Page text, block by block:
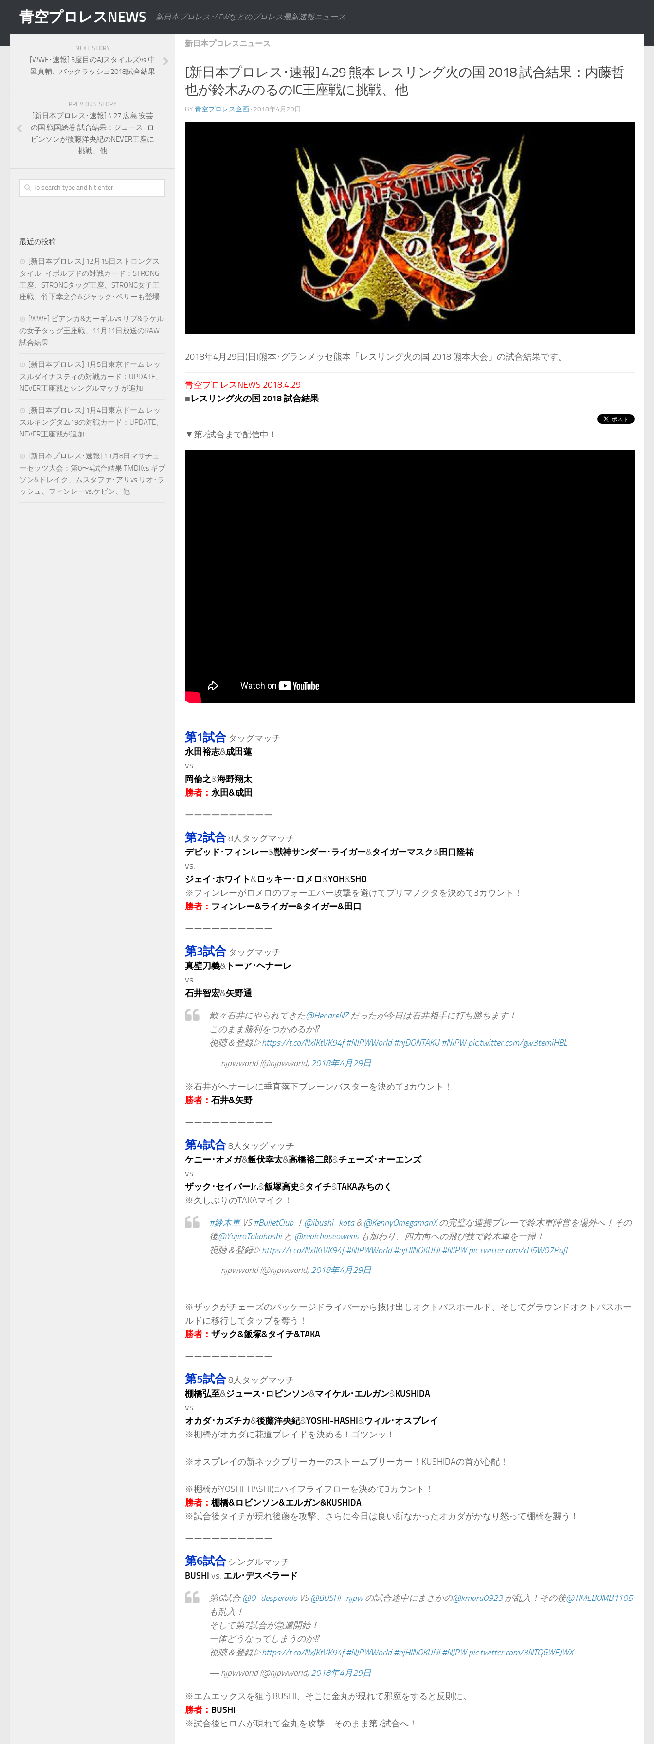
青空プロレスNEWS 新日本プロレス･AEWなどのプロレス最新速報ニュース
新日本プロレスニュース
[新日本プロレス･速報] 4.29 熊本 レスリング火の国 2018 試合結果：内藤哲
也が鈴木みのるのIC王座戦に挑戦、他
BY 青空プロレス企画 · 2018年4月29日
2018年4月29日(日)熊本･グランメッセ熊本「レスリング火の国 2018 熊本大会」の試合結果です。
青空プロレスNEWS 2018.4.29
■レスリング火の国 2018 試合結果
▼第2試合まで配信中！
第1試合タッグマッチ
永田裕志&成田蓮
vs.
岡倫之&海野翔太
勝者： 永田&成田
ーーーーーーーーーー
第2試合8人タッグマッチ
デビッド･フィンレー&獣神サンダー･ライガー&タイガーマスク&田口隆祐
vs.
ジェイ･ホワイト&ロッキー･ロメロ&YOH&SHO
※フィンレーがロメロのフォーエバー攻撃を避けてプリマノクタを決めて3カウント！
勝者： フィンレー&ライガー&タイガー&田口
ーーーーーーーーーー
第3試合タッグマッチ
真壁刀義& トーア･ヘナーレ
vs.
石井智宏&矢野通
散々石井にやられてきた@HenareNZだったが今日は石井相手に打ち勝ちます！
このまま勝利をつかめるか⁉︎
視聴＆登録▷https://t.co/NxJKtVK94f #NJPWWorld #njDONTAKU #NJPW pic.twitter.com/gw3temiHBL
— njpwworld (@njpwworld)2018年4月29日
※石井がヘナーレに垂直落下ブレーンバスターを決めて3カウント！
勝者： 石井&矢野
ーーーーーーーーーー
第4試合8人タッグマッチ
ケニー･オメガ&飯伏幸太&高橋裕二郎&チェーズ･オーエンズ
vs.
ザック･セイバーJr.&飯塚高史&タイチ&TAKAみちのく
※久しぶりのTAKAマイク！
#鈴木軍VS#BulletClub！ @ibushi_kota& @KennyOmegamanXの完璧な連携プレーで鈴木軍陣営を場外へ！その
後@YujiroTakahashiと @realchaseowensも加わり、四方向への飛び技で鈴木軍を一掃！
視聴＆登録▷https://t.co/NxJKtVK94f #NJPWWorld #njHINOKUNI #NJPW pic.twitter.com/cH5W07PqfL
— njpwworld (@njpwworld)2018年4月29日
※ザックがチェーズのパッケージドライバーから抜け出しオクトパスホールド、そしてグラウンドオクトパスホー
ルドに移行してタップを奪う！
勝者： ザック&飯塚&タイチ&TAKA
ーーーーーーーーーー
第5試合8人タッグマッチ
棚橋弘至&ジュース･ロビンソン&マイケル･エルガン&KUSHIDA
vs.
オカダ･カズチカ&後藤洋央紀&YOSHI-HASHI&ウィル･オスプレイ
※棚橋がオカダに花道ブレイドを決める！ゴツンッ！
※オスプレイの新ネックブリーカーのストームブリーカー！KUSHIDAの首が心配！
※棚橋がYOSHI-HASHIにハイフライフローを決めて3カウント！
勝者： 棚橋&ロビンソン&エルガン&KUSHIDA
※試合後タイチが現れ後藤を攻撃、さらに今日は良い所なかったオカダがかなり怒って棚橋を襲う！
ーーーーーーーーーー
第6試合シングルマッチ
BUSHI vs. エル･デスペラード
第6試合@0_desperadoVS@BUSHI_njpwの試合途中にまさかの@kmaru0923が乱入！その後@TIMEBOMB1105
も乱入！
そして第7試合が急遽開始！
一体どうなってしまうのか⁉︎
視聴＆登録▷https://t.co/NxJKtVK94f #NJPWWorld #njHINOKUNI #NJPW pic.twitter.com/3NTQGWEJWX
— njpwworld (@njpwworld)2018年4月29日
※エムエックスを狙うBUSHI、そこに金丸が現れて邪魔をすると反則に。
勝者： BUSHI
※試合後ヒロムが現れて金丸を攻撃、そのまま第7試合へ！
NEXT STORY
[WWE･速報] 3度目のAJスタイルズvs.中
邑真輔、バックラッシュ2018試合結果
PREVIOUS STORY
[新日本プロレス･速報] 4.27 広島 安芸
の国 戦国絵巻 試合結果：ジュース･ロ
ビンソンが後藤洋央紀のNEVER王座に
挑戦、他
最近の投稿
[新日本プロレス] 12月15日ストロングス
タイル･イボルブドの対戦カード：STRONG
王座、STRONGタッグ王座、STRONG女子王
座戦、竹下幸之介&ジャック･ペリーも登場
[WWE] ビアンカ&カーギルvs.リブ&ラケル
の女子タッグ王座戦、11月11日放送のRAW
試合結果
[新日本プロレス] 1月5日東京ドーム レッ
スルダイナスティの対戦カード：UPDATE、
NEVER王座戦とシングルマッチが追加
[新日本プロレス] 1月4日東京ドーム レッ
スルキングダム19の対戦カード：UPDATE、
NEVER王座戦が追加
[新日本プロレス･速報] 11月8日マサチュ
ーセッツ大会：第0〜4試合結果 TMDKvs.ギブ
ソン&ドレイク、ムスタファ･アリvs.リオ･ラ
ッシュ、フィンレーvs.ケビン、他